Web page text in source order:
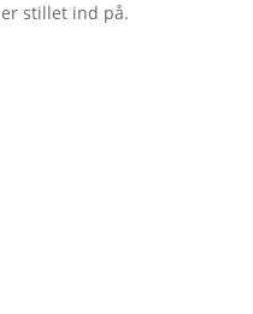
stillet ind på.